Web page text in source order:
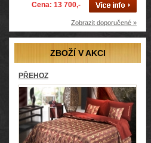
Cena: 13 700,-
Zobrazit doporučené »
ZBOŽÍ V AKCI
PŘEHOZ